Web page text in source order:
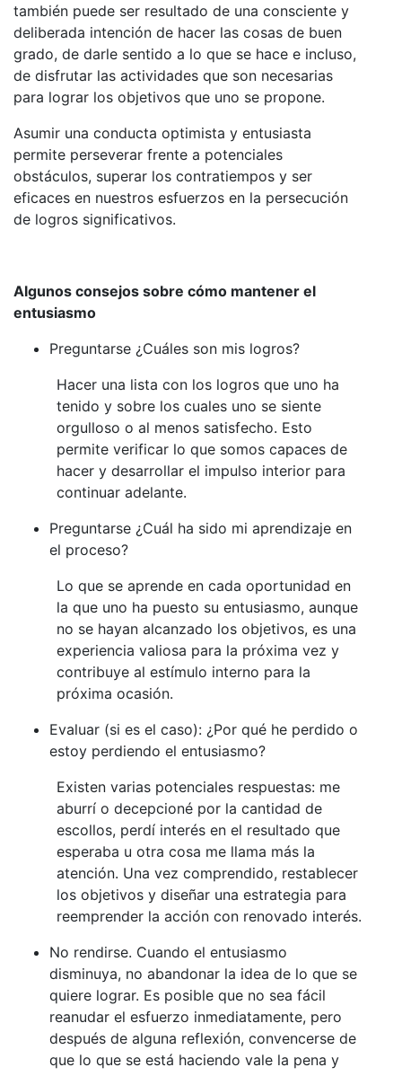
también puede ser resultado de una consciente y
deliberada intención de hacer las cosas de buen
grado, de darle sentido a lo que se hace e incluso,
de disfrutar las actividades que son necesarias
para lograr los objetivos que uno se propone.
Asumir una conducta optimista y entusiasta
permite perseverar frente a potenciales
obstáculos, superar los contratiempos y ser
eficaces en nuestros esfuerzos en la persecución
de logros significativos.
Algunos consejos sobre cómo mantener el
entusiasmo
Preguntarse ¿Cuáles son mis logros?
Hacer una lista con los logros que uno ha
tenido y sobre los cuales uno se siente
orgulloso o al menos satisfecho. Esto
permite verificar lo que somos capaces de
hacer y desarrollar el impulso interior para
continuar adelante.
Preguntarse ¿Cuál ha sido mi aprendizaje en
el proceso?
Lo que se aprende en cada oportunidad en
la que uno ha puesto su entusiasmo, aunque
no se hayan alcanzado los objetivos, es una
experiencia valiosa para la próxima vez y
contribuye al estímulo interno para la
próxima ocasión.
Evaluar (si es el caso): ¿Por qué he perdido o
estoy perdiendo el entusiasmo?
Existen varias potenciales respuestas: me
aburrí o decepcioné por la cantidad de
escollos, perdí interés en el resultado que
esperaba u otra cosa me llama más la
atención. Una vez comprendido, restablecer
los objetivos y diseñar una estrategia para
reemprender la acción con renovado interés.
No rendirse. Cuando el entusiasmo
disminuya, no abandonar la idea de lo que se
quiere lograr. Es posible que no sea fácil
reanudar el esfuerzo inmediatamente, pero
después de alguna reflexión, convencerse de
que lo que se está haciendo vale la pena y